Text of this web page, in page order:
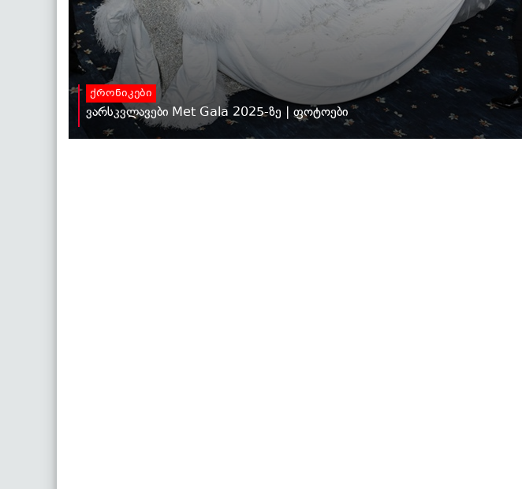
ქრონიკები
ვარსკვლავები Met Gala 2025-ზე | ფოტოები